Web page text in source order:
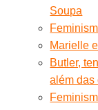
Soupa
Marielle
Butler,
além das